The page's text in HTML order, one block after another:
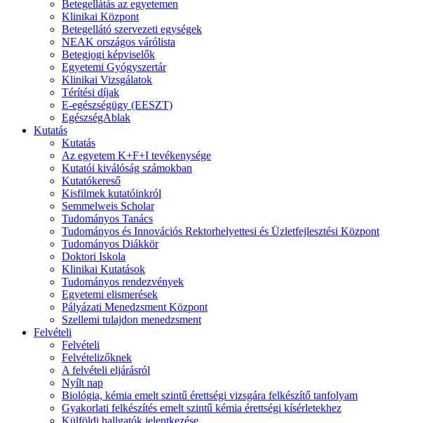
Betegellátás az egyetemen
Klinikai Központ
Betegellátó szervezeti egységek
NEAK országos várólista
Betegjogi képviselők
Egyetemi Gyógyszertár
Klinikai Vizsgálatok
Térítési díjak
E-egészségügy (EESZT)
EgészségAblak
Kutatás
Kutatás
Az egyetem K+F+I tevékenysége
Kutatói kiválóság számokban
Kutatókereső
Kisfilmek kutatóinkról
Semmelweis Scholar
Tudományos Tanács
Tudományos és Innovációs Rektorhelyettesi és Üzletfejlesztési Központ
Tudományos Diákkör
Doktori Iskola
Klinikai Kutatások
Tudományos rendezvények
Egyetemi elismerések
Pályázati Menedzsment Központ
Szellemi tulajdon menedzsment
Felvételi
Felvételi
Felvételizőknek
A felvételi eljárásról
Nyílt nap
Biológia, kémia emelt szintű érettségi vizsgára felkészítő tanfolyam
Gyakorlati felkészítés emelt szintű kémia érettségi kísérletekhez
Külföldi hallgatók jelentkezése